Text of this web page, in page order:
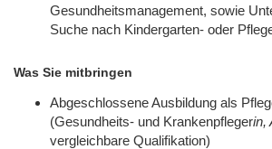
Gesundheitsmanagement, sowie
Suche nach Kindergarten- oder
Was Sie mitbringen
Abgeschlossene Ausbildung als
(Gesundheits- und Krankenpflegerin,
vergleichbare Qualifikation)